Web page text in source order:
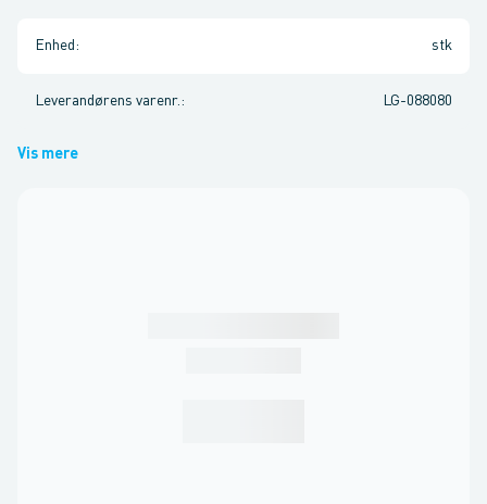
Enhed : stk
Leverandørens varenr. : LG-088080
Vis mere